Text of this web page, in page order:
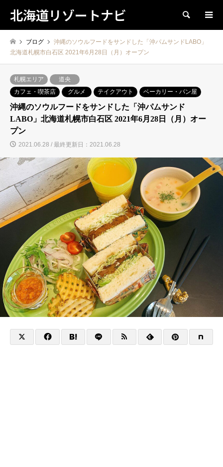
北海道リゾートナビ 検索
ブログ
沖縄のソウルフードをサンドした「沖パムサンドLABO」
北海道札幌市白石区 2021年6月28日（月）オープン
札幌エリア
道央
カフェ・喫茶店
グルメ テイクアウト ベーカリー・パン屋
沖縄のソウルフードをサンドした「沖パムサンド
LABO」北海道札幌市白石区 2021年6月28日（月）オー
プン
2021.06.28 / 最終更新日：2021.06.28